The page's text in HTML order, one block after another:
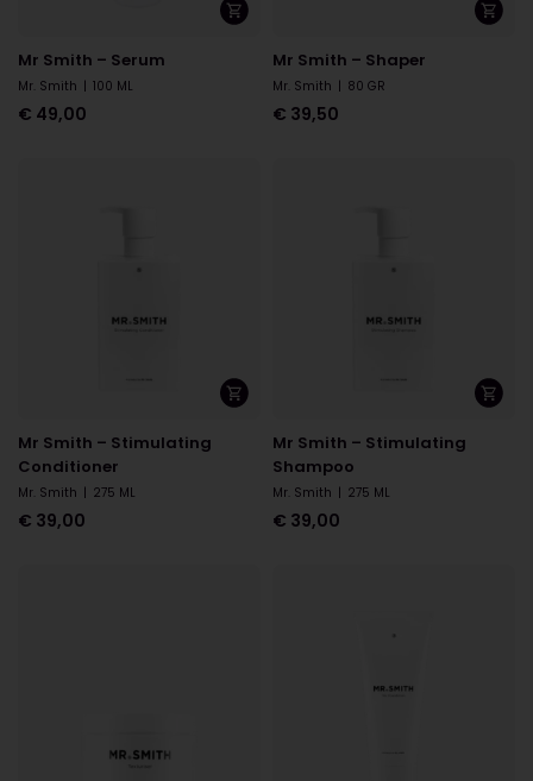
Mr Smith – Serum
Mr. Smith | 100 ML
€ 49,00
Mr Smith – Shaper
Mr. Smith | 80 GR
€ 39,50
Mr Smith – Stimulating
Conditioner
Mr. Smith | 275 ML
€ 39,00
Mr Smith – Stimulating
Shampoo
Mr. Smith | 275 ML
€ 39,00